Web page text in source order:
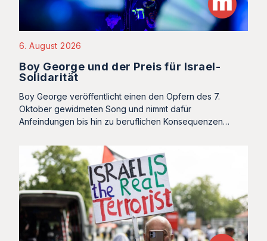
6. August 2026
Boy George und der Preis für Israel-
Solidarität
Boy George veröffentlicht einen den Opfern des 7.
Oktober gewidmeten Song und nimmt dafür
Anfeindungen bis hin zu beruflichen Konsequenzen…